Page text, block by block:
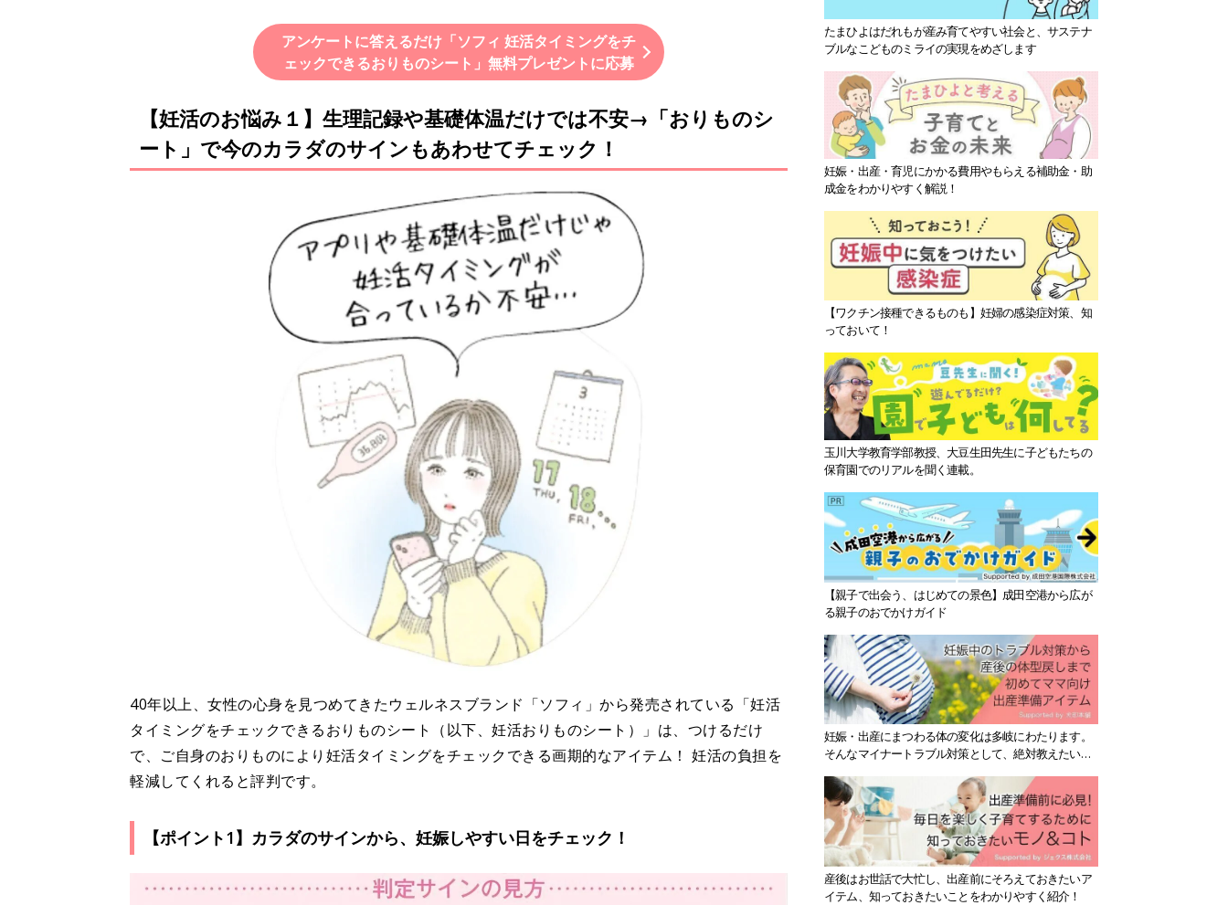
アンケートに答えるだけ「ソフィ 妊活タイミングをチ
ェックできるおりものシート」無料プレゼントに応募
【妊活のお悩み１】生理記録や基礎体温だけでは不安→「おりものシ
ート」で今のカラダのサインもあわせてチェック！
40年以上、女性の心身を見つめてきたウェルネスブランド「ソフィ」から発売されている「妊活
タイミングをチェックできるおりものシート（以下、妊活おりものシート）」は、つけるだけ
で、ご自身のおりものにより妊活タイミングをチェックできる画期的なアイテム！ 妊活の負担を
軽減してくれると評判です。
【ポイント1】カラダのサインから、妊娠しやすい日をチェック！
たまひよはだれもが産み育てやすい社会と、サステナ
ブルなこどものミライの実現をめざします
妊娠・出産・育児にかかる費用やもらえる補助金・助
成金をわかりやすく解説！
【ワクチン接種できるものも】妊婦の感染症対策、知
っておいて！
玉川大学教育学部教授、大豆生田先生に子どもたちの
保育園でのリアルを聞く連載。
【親子で出会う、はじめての景色】成田空港から広が
る親子のおでかけガイド
妊娠・出産にまつわる体の変化は多岐にわたります。
そんなマイナートラブル対策として、絶対教えたい！
産後はお世話で大忙し、出産前にそろえておきたいア
イテム、知っておきたいことをわかりやすく紹介！